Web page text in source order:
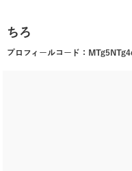
ちろ
プロフィールコード：